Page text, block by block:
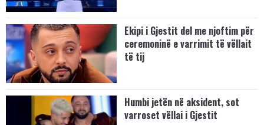
Ekipi i Gjestit del me njoftim për
ceremoninë e varrimit të vëllait
të tij
Humbi jetën në aksident, sot
varroset vëllai i Gjestit